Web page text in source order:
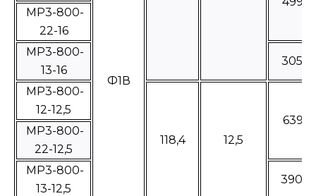
Ф1В
МР3-800-
22-16
МР3-800-
13-16
МР3-800-
12-12,5
118,4 12,5
63945
МР3-800-
22-12,5
МР3-800-
13-12,5